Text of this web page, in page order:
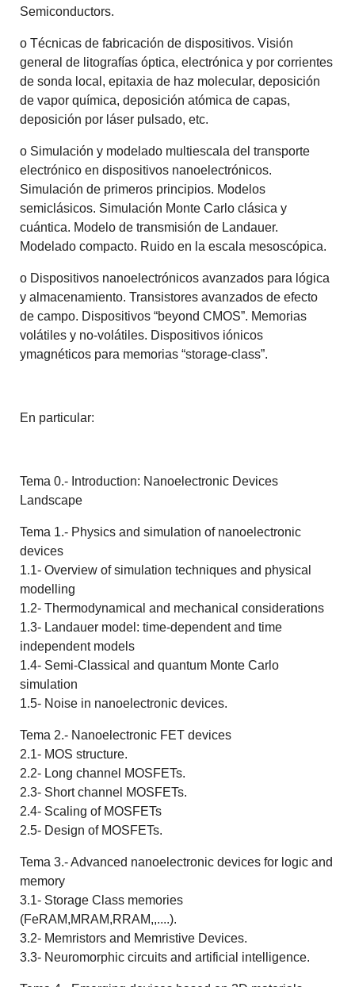
Semiconductors.
o Técnicas de fabricación de dispositivos. Visión
general de litografías óptica, electrónica y por corrientes
de sonda local, epitaxia de haz molecular, deposición
de vapor química, deposición atómica de capas,
deposición por láser pulsado, etc.
o Simulación y modelado multiescala del transporte
electrónico en dispositivos nanoelectrónicos.
Simulación de primeros principios. Modelos
semiclásicos. Simulación Monte Carlo clásica y
cuántica. Modelo de transmisión de Landauer.
Modelado compacto. Ruido en la escala mesoscópica.
o Dispositivos nanoelectrónicos avanzados para lógica
y almacenamiento. Transistores avanzados de efecto
de campo. Dispositivos “beyond CMOS”. Memorias
volátiles y no-volátiles. Dispositivos iónicos
ymagnéticos para memorias “storage-class”.
En particular:
Tema 0.- Introduction: Nanoelectronic Devices
Landscape
Tema 1.- Physics and simulation of nanoelectronic
devices
1.1- Overview of simulation techniques and physical
modelling
1.2- Thermodynamical and mechanical considerations
1.3- Landauer model: time-dependent and time
independent models
1.4- Semi-Classical and quantum Monte Carlo
simulation
1.5- Noise in nanoelectronic devices.
Tema 2.- Nanoelectronic FET devices
2.1- MOS structure.
2.2- Long channel MOSFETs.
2.3- Short channel MOSFETs.
2.4- Scaling of MOSFETs
2.5- Design of MOSFETs.
Tema 3.- Advanced nanoelectronic devices for logic and
memory
3.1- Storage Class memories
(FeRAM,MRAM,RRAM,,....).
3.2- Memristors and Memristive Devices.
3.3- Neuromorphic circuits and artificial intelligence.